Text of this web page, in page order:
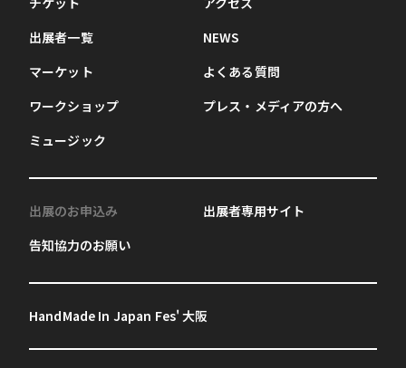
出展者一覧
マーケット
ワークショップ
ミュージック
NEWS
よくある質問
プレス・メディアの方へ
出展のお申込み
告知協力のお願い
出展者専用サイト
HandMade In Japan Fes' 大阪